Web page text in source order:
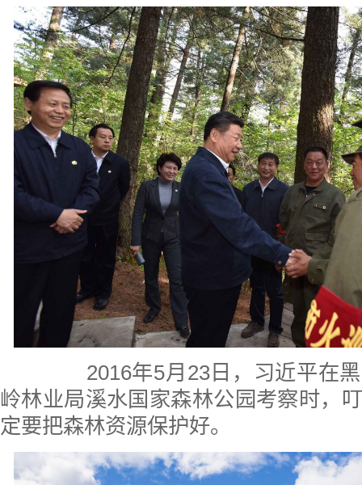
2016年5月23日，习近平在黑
岭林业局溪水国家森林公园考察时，
定要把森林资源保护好。